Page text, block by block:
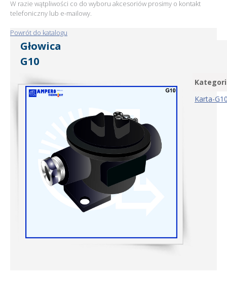
W razie wątpliwości co do wyboru akcesoriów prosimy o kontakt
telefoniczny lub e-mailowy.
Powrót do katalogu
Głowica
G10
Karta-